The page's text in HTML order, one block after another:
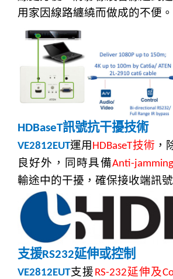
用家因線路纏繞而做成的不便。
HDBaseT訊號抗干擾技術
VE2812EUT運用 HDBaseT技術 ，
良好外，同時具備Anti-jamming
輸途中的干擾，確保接收端訊
支援RS232延伸或控制
VE2812EUT支援 RS-232延伸及